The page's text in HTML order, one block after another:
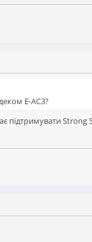
Е-АС3?
Strong